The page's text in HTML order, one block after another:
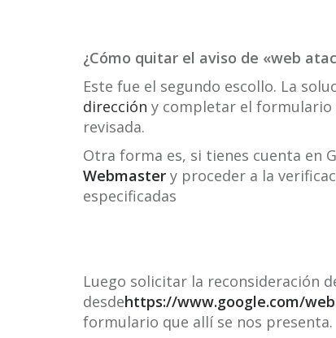
¿Cómo quitar el aviso de «web
Este fue el segundo escollo. La
dirección y completar el formulario
revisada.
Otra forma es, si tienes cuenta en
Webmaster y proceder a la
especificadas
Luego solicitar la reconsideración
desdehttps://www.google.com/
formulario que allí se nos presenta.